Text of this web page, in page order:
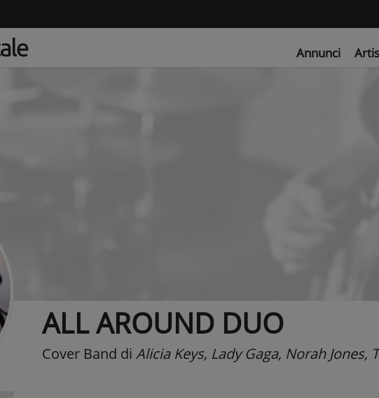
Annunci
ALL AROUND DUO
Cover Band di Alicia Keys, Lady Gaga, Norah Jones,